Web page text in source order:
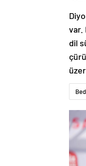
var.
dil